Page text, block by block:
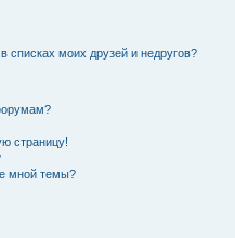
списках моих друзей и недругов?
страницу!
мной темы?